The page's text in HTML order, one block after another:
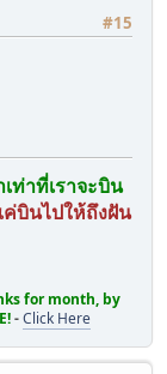
#15
เท่าที่เราจะบิน
บินไปให้ถึงฝัน
for month, by
-Click Here